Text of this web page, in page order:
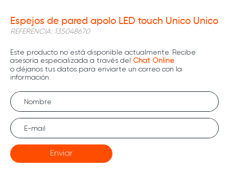
Espejos de pared apolo LED touch Unico Unico
REFERENCIA: 135048670
Enviar